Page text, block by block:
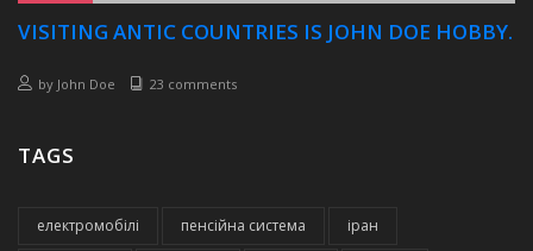
VISITING ANTIC COUNTRIES IS JOHN DOE HOBBY.
by John Doe 23 comments
TAGS
електромобілі пенсійна система іран